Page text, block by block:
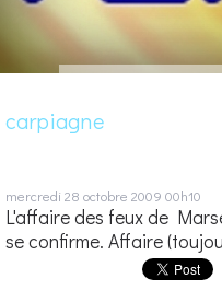
carpiagne
mercredi 28 octobre 2009 00h10
L'affaire des feux de
se confirme. Affaire